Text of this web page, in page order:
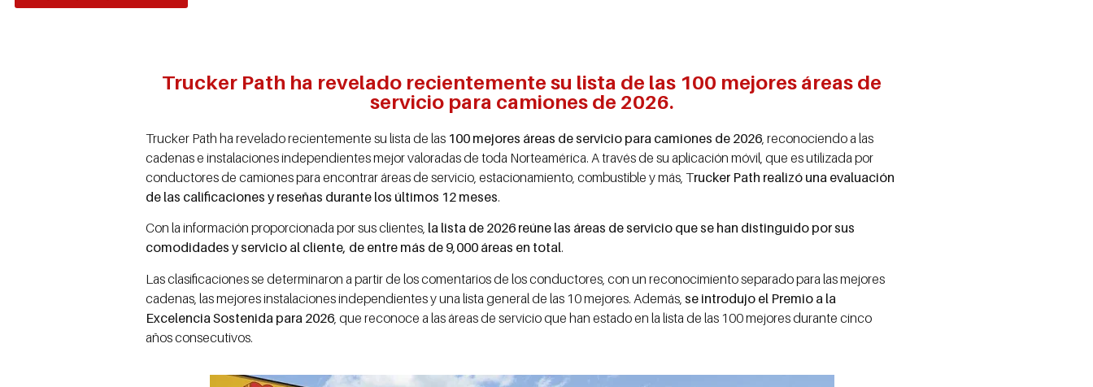
Trucker Path ha revelado recientemente su lista de las 100 mejores áreas de
servicio para camiones de 2026.
Trucker Path ha revelado recientemente su lista de las 100 mejores áreas de servicio para camiones de 2026, reconociendo a las
cadenas e instalaciones independientes mejor valoradas de toda Norteamérica. A través de su aplicación móvil, que es utilizada por
conductores de camiones para encontrar áreas de servicio, estacionamiento, combustible y más, Trucker Path realizó una evaluación
de las calificaciones y reseñas durante los últimos 12 meses.
Con la información proporcionada por sus clientes, la lista de 2026 reúne las áreas de servicio que se han distinguido por sus
comodidades y servicio al cliente, de entre más de 9,000 áreas en total.
Las clasificaciones se determinaron a partir de los comentarios de los conductores, con un reconocimiento separado para las mejores
cadenas, las mejores instalaciones independientes y una lista general de las 10 mejores. Además, se introdujo el Premio a la
Excelencia Sostenida para 2026 , que reconoce a las áreas de servicio que han estado en la lista de las 100 mejores durante cinco
años consecutivos.